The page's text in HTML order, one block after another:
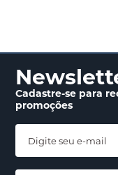
Cadastre-se para
promoções